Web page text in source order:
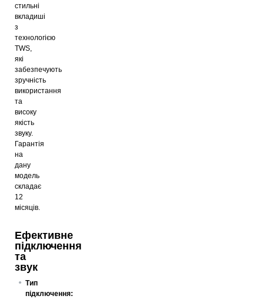
стильні
вкладиші
з
технологією
TWS,
які
забезпечують
зручність
використання
та
високу
якість
звуку.
Гарантія
на
дану
модель
складає
12
місяців.
Ефективне
підключення
та
звук
Тип
підключення: